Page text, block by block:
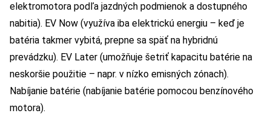
elektromotora podľa jazdných podmienok a dostupného
nabitia). EV Now (využíva iba elektrickú energiu – keď je
batéria takmer vybitá, prepne sa späť na hybridnú
prevádzku). EV Later (umožňuje šetriť kapacitu batérie na
neskoršie použitie – napr. v nízko emisných zónach).
Nabíjanie batérie (nabíjanie batérie pomocou benzínového
motora).